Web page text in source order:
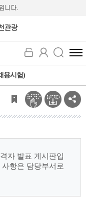
니다.
관광
전
체
뉴
보
기
용시험)
자 발표 게시판입
항은 담당부서로